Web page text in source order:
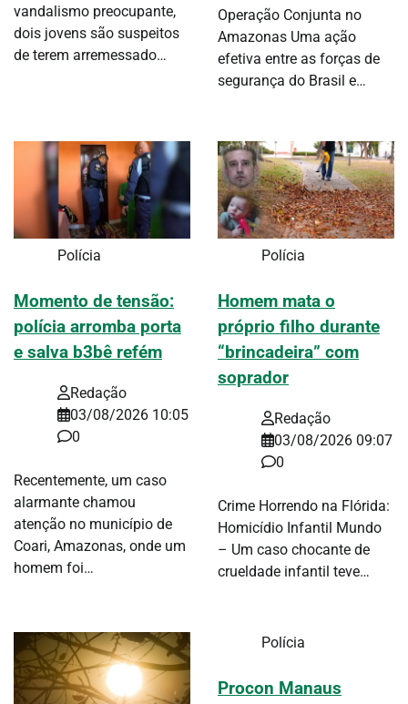
vandalismo preocupante,
dois jovens são suspeitos
de terem arremessado…
Operação Conjunta no
Amazonas Uma ação
efetiva entre as forças de
segurança do Brasil e…
Polícia
Momento de tensão:
polícia arromba porta
e salva b3bê refém
Redação
03/08/2026 10:05
0
Recentemente, um caso
alarmante chamou
atenção no município de
Coari, Amazonas, onde um
homem foi…
Polícia
Homem mata o
próprio filho durante
“brincadeira” com
soprador
Redação
03/08/2026 09:07
0
Crime Horrendo na Flórida:
Homicídio Infantil Mundo
– Um caso chocante de
crueldade infantil teve…
Polícia
Procon Manaus